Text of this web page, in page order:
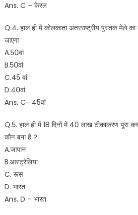
Ans. C – केरल
Q.4. हाल ही में कोलकाता अंतरराष्ट्रीय पुस्तक मेले
जाएगा
A.50वां
B.50वां
C.45 वां
D.40वां
Ans. C- 45वां
Q.5. हाल ही में 18 दिनों में 40 लाख टीकाकरण पूरा
कौन बना है ?
A.जापान
B.आस्ट्रेलिया
C. रूस
D. भारत
Ans. D – भारत